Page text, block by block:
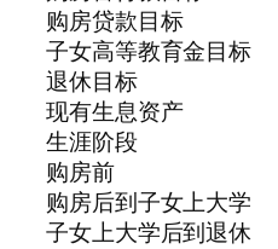
购房贷款目标
子女高等教育金目标
退休目标
现有生息资产
生涯阶段
购房前
购房后到子女上大学
子女上大学后到退休